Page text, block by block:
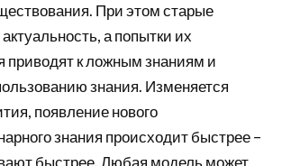
При этом старые
а попытки их
приводят к ложным знаниям и
знания. Изменяется
появление нового
знания происходит быстрее –